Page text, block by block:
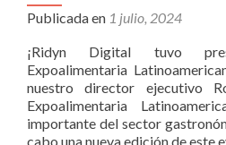
Publicada en 1 julio, 2024
¡Ridyn Digital tuvo
Expoalimentaria
nuestro director ejecutivo
Expoalimentaria
importante del sector
cabo una nueva edición de este